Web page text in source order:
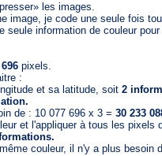
les images.
je code une seule fois
seule information de couleur
696pixels.
:
et sa latitude, soit2
de : 10 077 696 x 3 =30 233
l'appliquer à tous les pixels
couleur, il n'y a plus besoin